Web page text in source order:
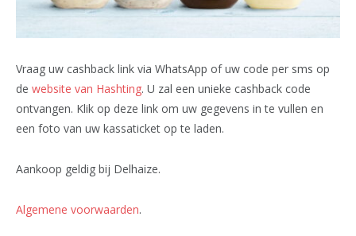
Vraag uw cashback link via WhatsApp of uw code per sms op
de website van Hashting. U zal een unieke cashback code
ontvangen. Klik op deze link om uw gegevens in te vullen en
een foto van uw kassaticket op te laden.
Aankoop geldig bij Delhaize.
Algemene voorwaarden.